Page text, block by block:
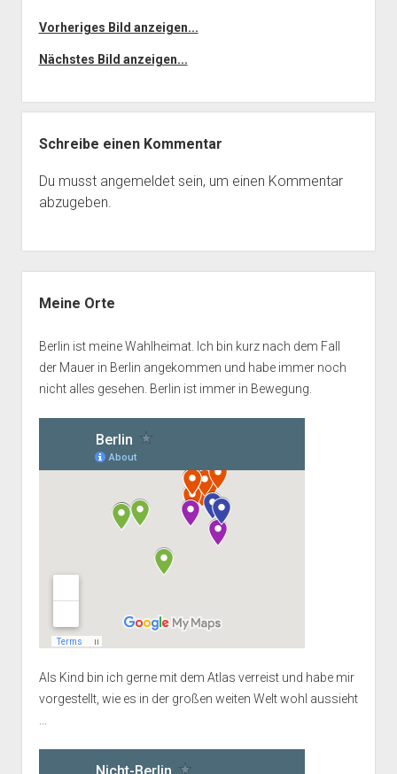
Vorheriges Bild anzeigen...
Nächstes Bild anzeigen...
Schreibe einen Kommentar
Du musst angemeldetsein, um einen Kommentar
abzugeben.
Meine Orte
Berlin ist meine Wahlheimat. Ich bin kurz nach dem Fall
der Mauer in Berlin angekommen und habe immer noch
nicht alles gesehen. Berlin ist immer in Bewegung.
Als Kind bin ich gerne mit dem Atlas verreist und habe mir
vorgestellt, wie es in der großen weiten Welt wohl aussieht